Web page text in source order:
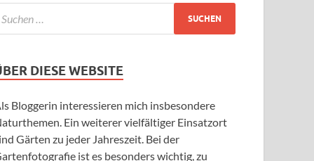
DIESE WEBSITE
Bloggerin interessieren mich insbesondere
Ein weiterer vielfältiger Einsatzort
Gärten zu jeder Jahreszeit. Bei der
ist es besonders wichtig, zu